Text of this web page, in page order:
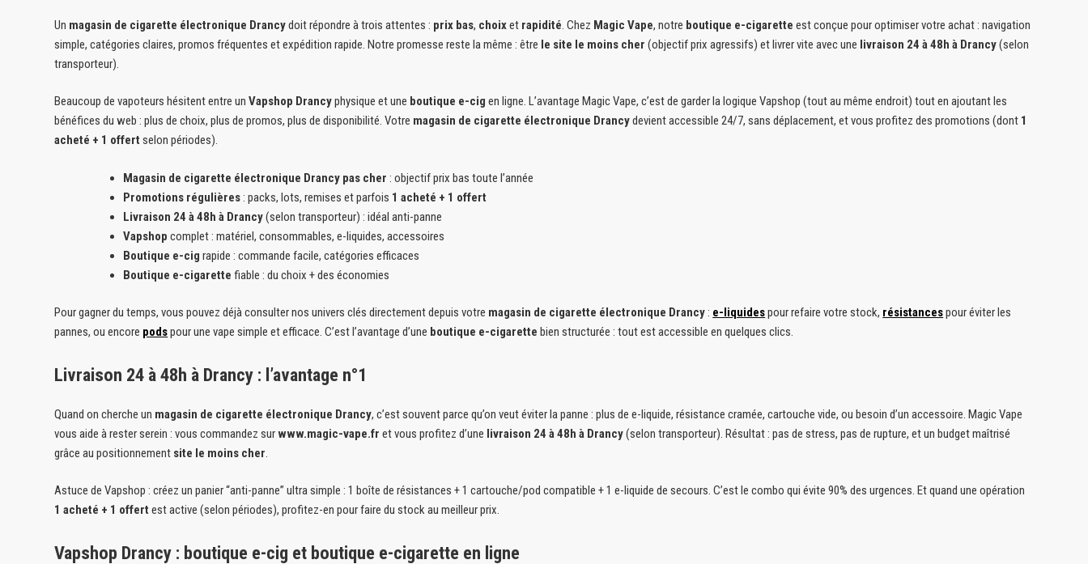
Un magasin de cigarette électronique Drancydoit répondre à trois attentes : prix bas, choixet rapidité. Chez Magic Vape, notre boutique e-cigarette est conçue pour optimiser votre achat : navigation
simple, catégories claires, promos fréquentes et expédition rapide. Notre promesse reste la même : être le site le moins cher (objectif prix agressifs) et livrer vite avec une livraison 24 à 48h à Drancy(selon
transporteur).
Beaucoup de vapoteurs hésitent entre unVapshop Drancyphysique et une boutique e-cig en ligne. L’avantage Magic Vape, c’est de garder la logique Vapshop (tout au même endroit) tout en ajoutant les
bénéfices du web : plus de choix, plus de promos, plus de disponibilité. Votre magasin de cigarette électronique Drancydevient accessible 24/7, sans déplacement, et vous profitez des promotions (dont 1
acheté + 1 offert selon périodes).
Magasin de cigarette électronique Drancy pas cher : objectif prix bas toute l’année
Promotions régulières: packs, lots, remises et parfois 1 acheté + 1 offert
Livraison 24 à 48h à Drancy(selon transporteur) : idéal anti-panne
Vapshop complet : matériel, consommables, e-liquides, accessoires
Boutique e-cig rapide : commande facile, catégories efficaces
Boutique e-cigarette fiable : du choix + des économies
Pour gagner du temps, vous pouvez déjà consulter nos univers clés directement depuis votre magasin de cigarette électronique Drancy: e-liquidespour refaire votre stock, résistancespour éviter les
pannes, ou encore podspour une vape simple et efficace. C’est l’avantage d’une boutique e-cigarette bien structurée : tout est accessible en quelques clics.
Livraison 24 à 48h à Drancy : l’avantage n°1
Quand on cherche un magasin de cigarette électronique Drancy, c’est souvent parce qu’on veut éviter la panne : plus de e-liquide, résistance cramée, cartouche vide, ou besoin d’un accessoire. Magic Vape
vous aide à rester serein : vous commandez surwww.magic-vape.fr et vous profitez d’une livraison 24 à 48h à Drancy(selon transporteur). Résultat : pas de stress, pas de rupture, et un budget maîtrisé
grâce au positionnement site le moins cher
Astuce de Vapshop : créez un panier “anti-panne” ultra simple : 1 boîte de résistances + 1 cartouche/pod compatible + 1 e-liquide de secours. C’est le combo qui évite 90% des urgences. Et quand une opération
1 acheté + 1 offert est active (selon périodes), profitez-en pour faire du stock au meilleur prix.
Vapshop Drancy : boutique e-cig et boutique e-cigarette en ligne